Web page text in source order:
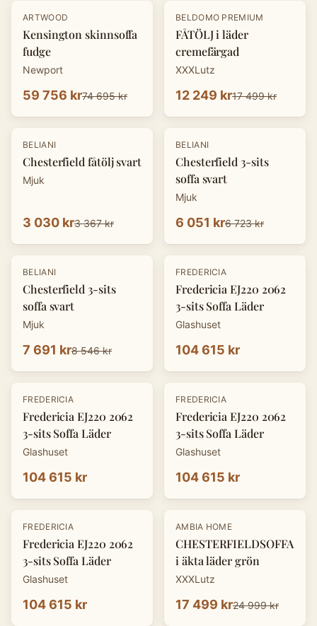
-20%
ARTWOOD
Kensington skinnsoffa
fudge
Newport
59 756 kr74 695 kr
-30 %
BELDOMO PREMIUM
FÅTÖLJ i läder
cremefärgad
XXXLutz
12 249 kr17 499 kr
-10 %
BELIANI
Chesterfield fåtölj svart
Mjuk
3 030 kr3 367 kr
-10 %
BELIANI
Chesterfield 3-sits
soffa svart
Mjuk
6 051 kr6 723 kr
-10 %
BELIANI
Chesterfield 3-sits
soffa svart
Mjuk
7 691 kr8 546 kr
FREDERICIA
Fredericia EJ220 2062
3-sits Soffa Läder
Glashuset
104 615 kr
FREDERICIA
Fredericia EJ220 2062
3-sits Soffa Läder
Glashuset
104 615 kr
FREDERICIA
Fredericia EJ220 2062
3-sits Soffa Läder
Glashuset
104 615 kr
FREDERICIA
Fredericia EJ220 2062
3-sits Soffa Läder
Glashuset
104 615 kr
-30%
AMBIA HOME
CHESTERFIELDSOFFA
i äkta läder grön
XXXLutz
17 499 kr24 999 kr